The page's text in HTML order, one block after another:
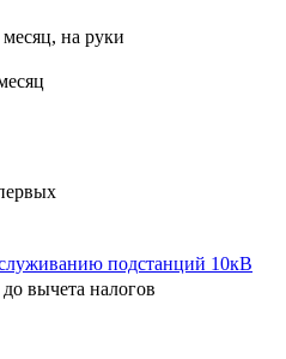
месяц, на руки
подстанций 10кВ
до вычета налогов